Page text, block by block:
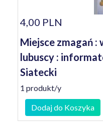
4,00 PLN
Miejsce zmagań :
lubuscy :
Siatecki
1 produkt/y
Dodaj do Koszyka